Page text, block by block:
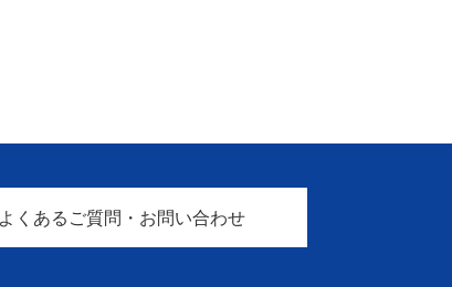
よくあるご質問・お問い合わせ